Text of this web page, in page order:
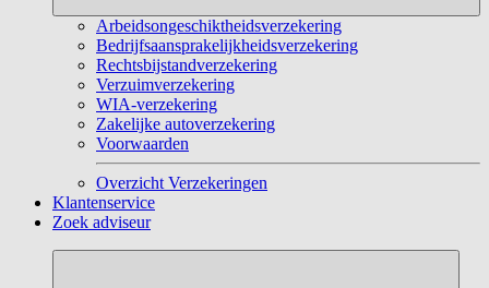
Arbeidsongeschiktheidsverzekering
Bedrijfsaansprakelijkheidsverzekering
Rechtsbijstandverzekering
Verzuimverzekering
WIA-verzekering
Zakelijke autoverzekering
Voorwaarden
Overzicht Verzekeringen
Klantenservice
Zoek adviseur